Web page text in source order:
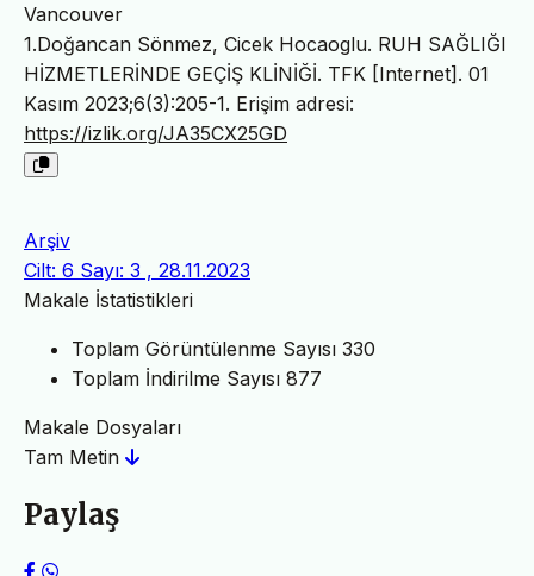
Vancouver
1.Doğancan Sönmez, Cicek Hocaoglu. RUH SAĞLIĞI
HİZMETLERİNDE GEÇİŞ KLİNİĞİ. TFK [Internet]. 01
Kasım 2023;6(3):205-1. Erişim adresi:
https://izlik.org/JA35CX25GD
Arşiv
Cilt: 6 Sayı: 3 , 28.11.2023
Makale İstatistikleri
Toplam Görüntülenme Sayısı 330
Toplam İndirilme Sayısı 877
Makale Dosyaları
Tam Metin
Paylaş